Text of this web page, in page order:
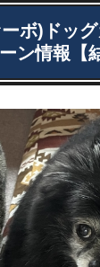
ボ)ドッ
ン情報【